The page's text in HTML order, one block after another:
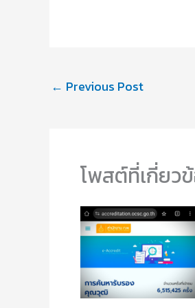
← Previous Post
โพสต์ที่เกี่ยว